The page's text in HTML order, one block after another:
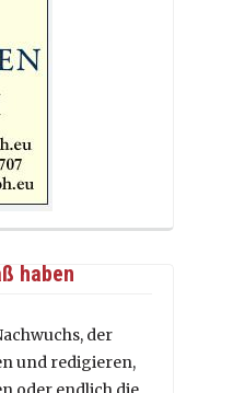
haben
der
und redigieren,